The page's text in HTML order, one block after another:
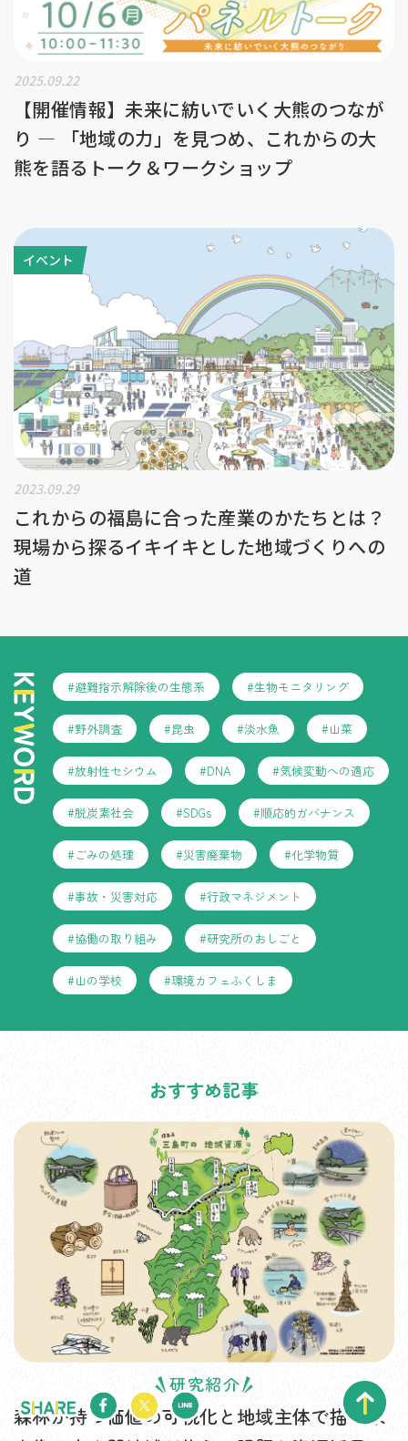
【開催情報】未来に紡いでいく大熊のつなが
り — 「地域の力」を見つめ、これからの大
熊を語るトーク＆ワークショップ
2025.09.22
これからの福島に合った産業のかたちとは？
現場から探るイキイキとした地域づくりへの
道
2023.09.29
イベント
#避難指示解除後の生態系 #生物モニタリング
#野外調査 #昆虫 #淡水魚 #山菜
#放射性セシウム #DNA #気候変動への適応
#脱炭素社会 #SDGs #順応的ガバナンス
#ごみの処理 #災害廃棄物 #化学物質
#事故・災害対応 #行政マネジメント
#協働の取り組み #研究所のおしごと
#山の学校 #環境カフェふくしま
おすすめ記事
森林が持つ価値の可視化と地域主体で描く未
研究紹介